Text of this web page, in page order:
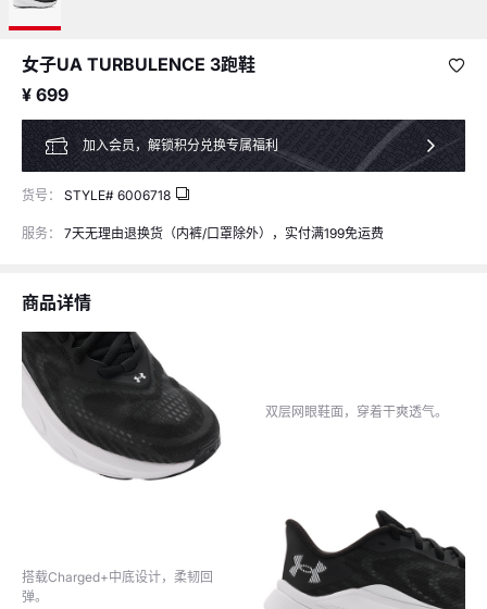
女子UA TURBULENCE 3跑鞋
¥ 699
加入会员，解锁积分兑换专属福利
货号： STYLE# 6006718
服务： 7天无理由退换货（内裤/口罩除外），实付满199免运费
商品详情
商品详情
双层网眼鞋面，穿着干爽透气。
搭载Charged+中底设计，柔韧回
弹。